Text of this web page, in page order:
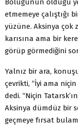
etmemeye çalıştığı
yüzüne. Aksinya çok
karısına ama bir
görüp görmediğini
Yalnız bir ara,
çevrikti, “İyi ama
dedi. “Niçin
Aksinya dümdüz bir
geçmeye fırsat